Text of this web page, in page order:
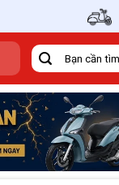
Tìm
kiếm: